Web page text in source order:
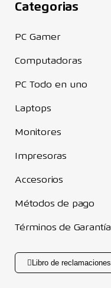
Categorias
PC Gamer
Computadoras
PC Todo en uno
Laptops
Monitores
Impresoras
Accesorios
Métodos de pago
Términos de Garantía
Libro de reclamaciones